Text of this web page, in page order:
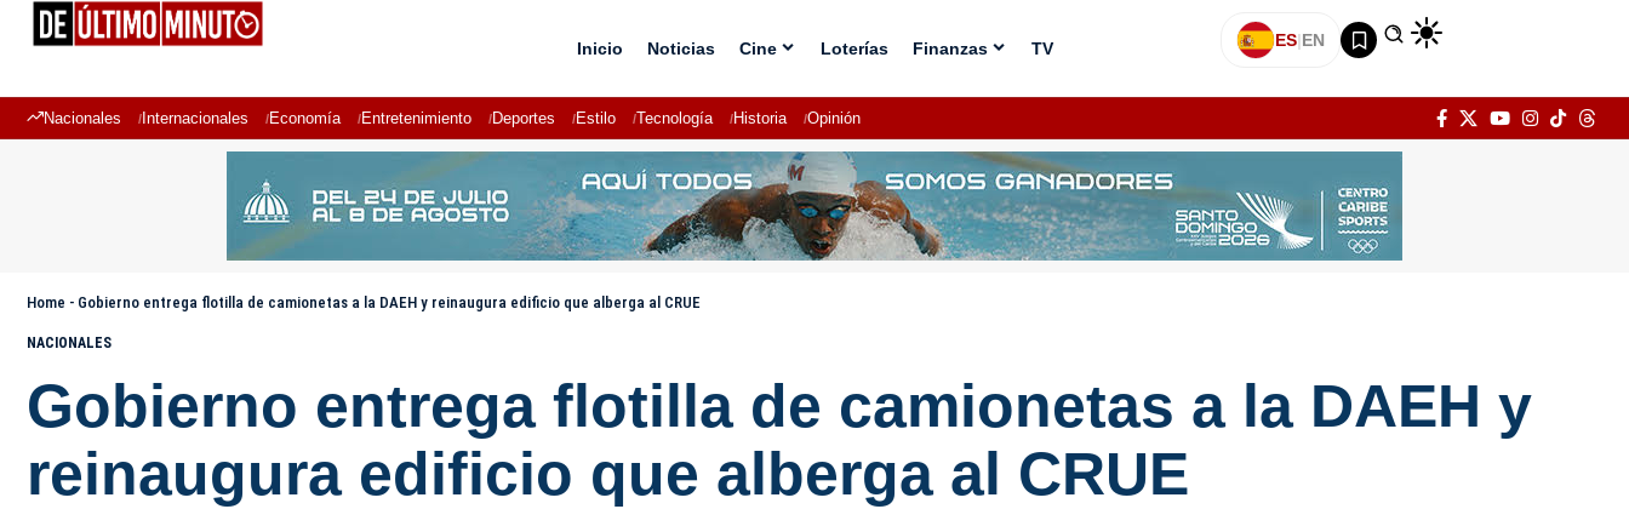
Inicio Noticias Cine Loterías Finanzas TV ES|EN
Nacionales Internacionales Economía Entretenimiento Deportes Estilo Tecnología Historia Opinión
Home - Gobierno entrega flotilla de camionetas a la DAEH y reinaugura edificio que alberga al CRUE
NACIONALES
Gobierno entrega flotilla de camionetas a la DAEH y
reinaugura edificio que alberga al CRUE